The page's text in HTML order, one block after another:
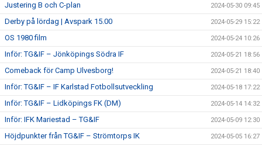
Justering B och C-plan 2024-05-30 09:45
Derby på lördag | Avspark 15.00 2024-05-29 15:22
OS 1980 film 2024-05-24 10:26
Inför: TG&IF – Jönköpings Södra IF 2024-05-21 18:56
Comeback för Camp Ulvesborg! 2024-05-21 18:40
Inför: TG&IF – IF Karlstad Fotbollsutveckling 2024-05-18 17:22
Inför: TG&IF – Lidköpings FK (DM) 2024-05-14 14:32
Inför: IFK Mariestad – TG&IF 2024-05-09 12:30
Höjdpunkter från TG&IF – Strömtorps IK 2024-05-05 16:27